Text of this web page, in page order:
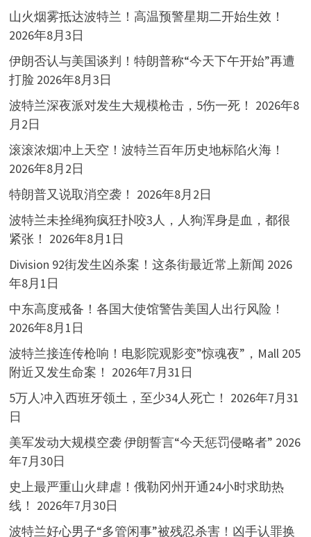
山火烟雾抵达波特兰！高温预警星期二开始生效！
2026年8月3日
伊朗否认与美国谈判！特朗普称“今天下午开始”再遭
打脸 2026年8月3日
波特兰深夜派对发生大规模枪击，5伤一死！ 2026年8
月2日
滚滚浓烟冲上天空！波特兰百年历史地标陷火海！
2026年8月2日
特朗普又说取消空袭！ 2026年8月2日
波特兰未拴绳狗疯狂扑咬3人，人狗浑身是血，都很
紧张！ 2026年8月1日
Division 92街发生凶杀案！这条街最近常上新闻 2026
年8月1日
中东高度戒备！各国大使馆警告美国人出行风险！
2026年8月1日
波特兰接连传枪响！电影院观影变”惊魂夜”，Mall 205
附近又发生命案！ 2026年7月31日
5万人冲入西班牙领土，至少34人死亡！ 2026年7月31
日
美军发动大规模空袭 伊朗誓言“今天惩罚侵略者” 2026
年7月30日
史上最严重山火肆虐！俄勒冈州开通24小时求助热
线！ 2026年7月30日
波特兰好心男子“多管闲事”被残忍杀害！凶手认罪换